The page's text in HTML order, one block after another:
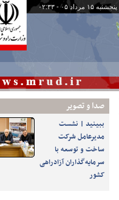
پنجشنبه ۱۵ مرداد ۰۵ - ۰۲:۳۳
صدا و تصوير
ببینید | نشست
مدیرعامل شرکت
ساخت و توسعه با
سرمایه‌گذاران آزادراهی
کشور